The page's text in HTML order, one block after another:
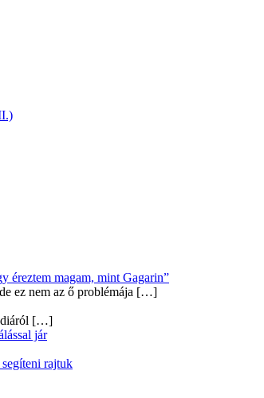
éreztem magam, mint Gagarin”
ez nem az ő problémája […]
[…]
jár
rajtuk